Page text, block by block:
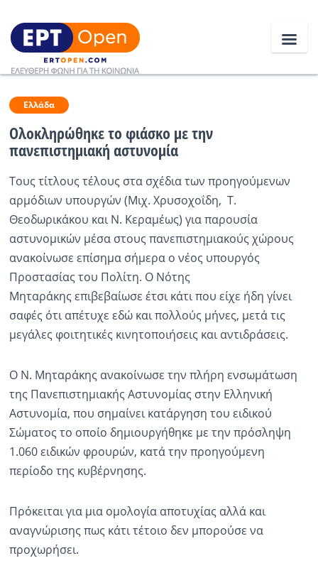
Ειδήσεις
Ελλάδα
Κοινωνία
Πολιτική
Οικονομία
Αθλητικά
Κόσμος
Ραδιόφωνο
Εκπομπές
Πολιτισμός
Ελλάδα
Ολοκληρώθηκε το φιάσκο με την
πανεπιστημιακή αστυνομία
Τους τίτλους τέλους στα σχέδια των προηγούμενων
αρμόδιων υπουργών (Μιχ. Χρυσοχοΐδη, Τ.
Θεοδωρικάκου και Ν. Κεραμέως) για παρουσία
αστυνομικών μέσα στους πανεπιστημιακούς χώρους
ανακοίνωσε επίσημα σήμερα ο νέος υπουργός
Προστασίας του Πολίτη. Ο Νότης
Μηταράκης επιβεβαίωσε έτσι κάτι που είχε ήδη γίνει
σαφές ότι απέτυχε εδώ και πολλούς μήνες, μετά τις
μεγάλες φοιτητικές κινητοποιήσεις και αντιδράσεις.
Ο Ν. Μηταράκης ανακοίνωσε την πλήρη ενσωμάτωση
της Πανεπιστημιακής Αστυνομίας στην Ελληνική
Αστυνομία, που σημαίνει κατάργηση του ειδικού
Σώματος το οποίο δημιουργήθηκε με την πρόσληψη
1.060 ειδικών φρουρών, κατά την προηγούμενη
περίοδο της κυβέρνησης.
Πρόκειται για μια ομολογία αποτυχίας αλλά και
αναγνώρισης πως κάτι τέτοιο δεν μπορούσε να
προχωρήσει.